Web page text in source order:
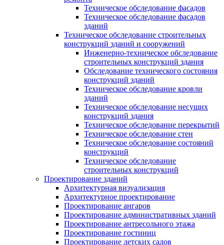
Техническое обследование фасадов
Техническое обследование фасадов
зданий
Техническое обследование строительных
конструкций зданий и сооружений
Инженерно-техническое обследование
строительных конструкций здания
Обследование технического состояния
конструкций зданий
Техническое обследование кровли
зданий
Техническое обследование несущих
конструкций здания
Техническое обследование перекрытий
Техническое обследование стен
Техническое обследование состояний
конструкций
Техническое обследование
строительных конструкций
Проектирование зданий
Архитектурная визуализация
Архитектурное проектирование
Проектирование ангаров
Проектирование административных зданий
Проектирование антресольного этажа
Проектирование гостиниц
Проектирование детских садов